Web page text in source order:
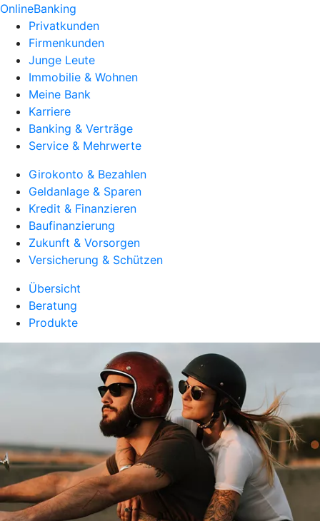
OnlineBanking
Privatkunden
Firmenkunden
Junge Leute
Immobilie & Wohnen
Meine Bank
Karriere
Banking & Verträge
Service & Mehrwerte
Girokonto & Bezahlen
Geldanlage & Sparen
Kredit & Finanzieren
Baufinanzierung
Zukunft & Vorsorgen
Versicherung & Schützen
Übersicht
Beratung
Produkte